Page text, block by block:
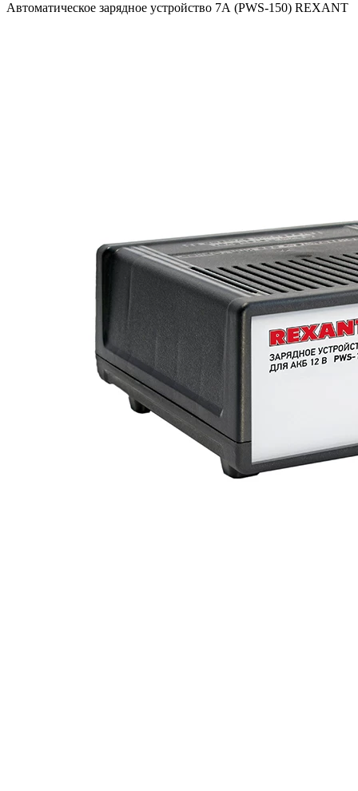
Автоматическое зарядное устройство 7А (PWS-150) REXANT